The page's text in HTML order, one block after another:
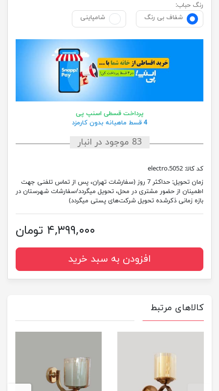
رنگ حباب:
شفاف بی رنگ
شامپاینی
پرداخت قسطی اسنپ پی
4 قسط ماهیانه بدون کارمزد
83 موجود در انبار
کد کالا: electro.5052
زمان تحویل:
حداکثر 7 روز (سفارشات تهران، پس از تماس تلفنی جهت
اطمینان از حضور مشتری در محل، تحویل میگردد/سفارشات شهرستان در
بازه زمانی ذکرشده تحویل شرکت‌های پستی میگردد)
۴,۳۹۹,۰۰۰ تومان
افزودن به سبد خرید
کالاهای مرتبط